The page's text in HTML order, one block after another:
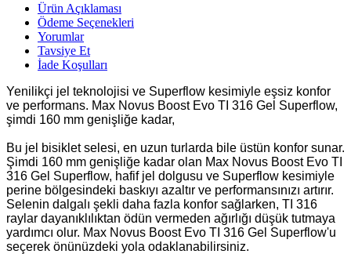
Ürün Açıklaması
Ödeme Seçenekleri
Yorumlar
Tavsiye Et
İade Koşulları
Yenilikçi jel teknolojisi ve Superflow kesimiyle eşsiz konfor
ve performans. Max Novus Boost Evo TI 316 Gel Superflow,
şimdi 160 mm genişliğe kadar,
Bu jel bisiklet selesi, en uzun turlarda bile üstün konfor sunar.
Şimdi 160 mm genişliğe kadar olan Max Novus Boost Evo TI
316 Gel Superflow, hafif jel dolgusu ve Superflow kesimiyle
perine bölgesindeki baskıyı azaltır ve performansınızı artırır.
Selenin dalgalı şekli daha fazla konfor sağlarken, TI 316
raylar dayanıklılıktan ödün vermeden ağırlığı düşük tutmaya
yardımcı olur. Max Novus Boost Evo TI 316 Gel Superflow'u
seçerek önünüzdeki yola odaklanabilirsiniz.